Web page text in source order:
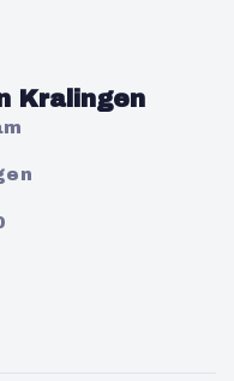
Kralingen